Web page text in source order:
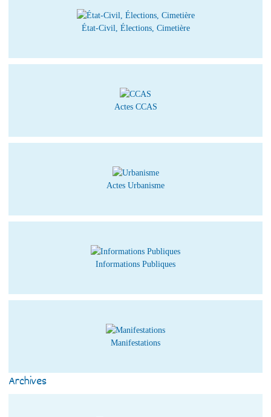
État-Civil, Élections, Cimetière
Actes CCAS
Actes Urbanisme
Informations Publiques
Manifestations
Archives